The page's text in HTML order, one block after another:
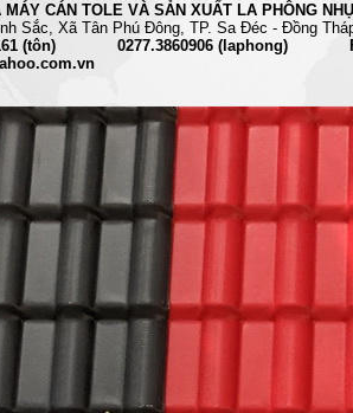
CÁN TOLE VÀ SẢN XUẤT LA PHÔNG
Sinh Sắc, Xã Tân Phú Đông, TP. Sa
(tôn) 0277.3860906 (laphong)